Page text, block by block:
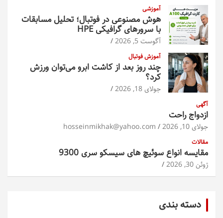
آموزشی
هوش مصنوعی در فوتبال؛ تحلیل مسابقات
با سرورهای گرافیکی HPE
آگوست 5, 2026
آموزش فوتبال
چند روز بعد از کاشت ابرو می‌توان ورزش
کرد؟
جولای 18, 2026
آگهی
ازدواج راحت
جولای 10, 2026 hosseinmikhak@yahoo.com
مقالات
مقایسه انواع سوئیچ های سیسکو سری 9300
ژوئن 30, 2026
دسته بندی